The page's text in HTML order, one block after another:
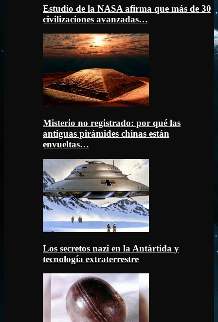
Estudio de la NASA afirma que más de 30
civilizaciones avanzadas…
Misterio no registrado: por qué las
antiguas pirámides chinas están
envueltas…
Los secretos nazi en la Antártida y
tecnología extraterrestre